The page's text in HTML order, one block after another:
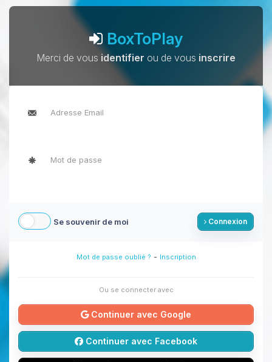
BoxToPlay
Merci de vous identifier ou de vous inscrire
Se souvenir de moi Connexion
Mot de passe oublié ? - Inscription
Ou se connecter avec
Continuer avec Google
Continuer avec Facebook